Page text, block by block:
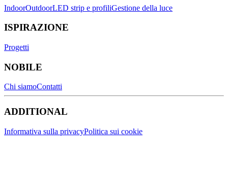
IndoorOutdoorLED strip e profiliGestione della luce
ISPIRAZIONE
Progetti
NOBILE
Chi siamoContatti
ADDITIONAL
Informativa sulla privacyPolitica sui cookie